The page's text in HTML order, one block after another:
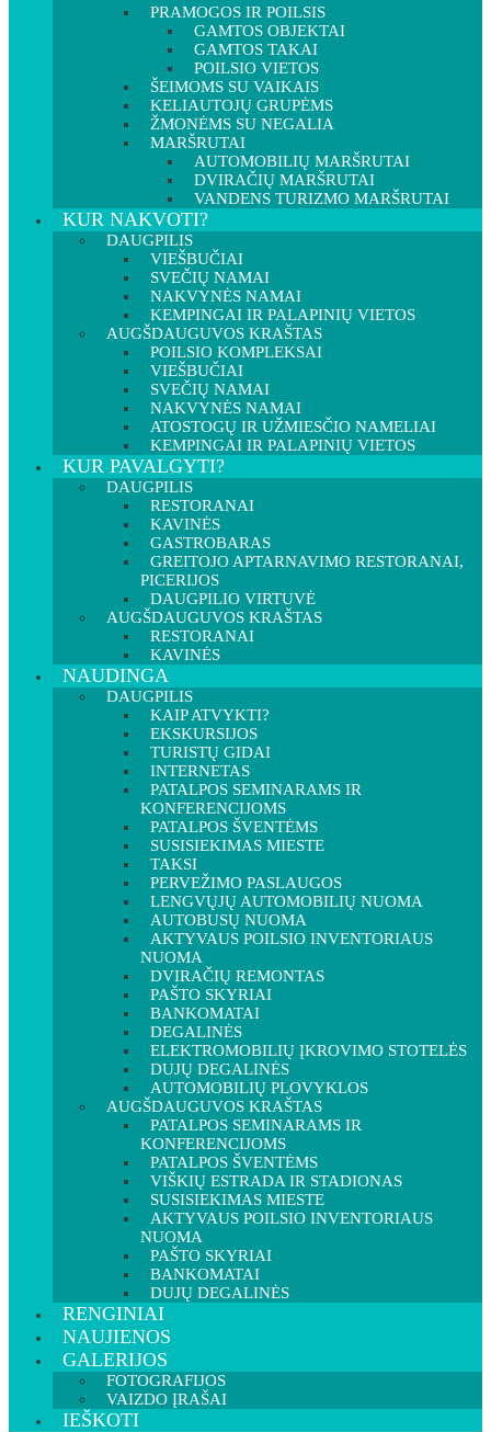
PRAMOGOS IR POILSIS
GAMTOS OBJEKTAI
GAMTOS TAKAI
POILSIO VIETOS
ŠEIMOMS SU VAIKAIS
KELIAUTOJŲ GRUPĖMS
ŽMONĖMS SU NEGALIA
MARŠRUTAI
AUTOMOBILIŲ MARŠRUTAI
DVIRAČIŲ MARŠRUTAI
VANDENS TURIZMO MARŠRUTAI
KUR NAKVOTI?
DAUGPILIS
VIEŠBUČIAI
SVEČIŲ NAMAI
NAKVYNĖS NAMAI
KEMPINGAI IR PALAPINIŲ VIETOS
AUGŠDAUGUVOS KRAŠTAS
POILSIO KOMPLEKSAI
VIEŠBUČIAI
SVEČIŲ NAMAI
NAKVYNĖS NAMAI
ATOSTOGŲ IR UŽMIESČIO NAMELIAI
KEMPINGAI IR PALAPINIŲ VIETOS
KUR PAVALGYTI?
DAUGPILIS
RESTORANAI
KAVINĖS
GASTROBARAS
GREITOJO APTARNAVIMO RESTORANAI,
PICERIJOS
DAUGPILIO VIRTUVĖ
AUGŠDAUGUVOS KRAŠTAS
RESTORANAI
KAVINĖS
NAUDINGA
DAUGPILIS
KAIP ATVYKTI?
EKSKURSIJOS
TURISTŲ GIDAI
INTERNETAS
PATALPOS SEMINARAMS IR
KONFERENCIJOMS
PATALPOS ŠVENTĖMS
SUSISIEKIMAS MIESTE
TAKSI
PERVEŽIMO PASLAUGOS
LENGVŲJŲ AUTOMOBILIŲ NUOMA
AUTOBUSŲ NUOMA
AKTYVAUS POILSIO INVENTORIAUS
NUOMA
DVIRAČIŲ REMONTAS
PAŠTO SKYRIAI
BANKOMATAI
DEGALINĖS
ELEKTROMOBILIŲ ĮKROVIMO STOTELĖS
DUJŲ DEGALINĖS
AUTOMOBILIŲ PLOVYKLOS
AUGŠDAUGUVOS KRAŠTAS
PATALPOS SEMINARAMS IR
KONFERENCIJOMS
PATALPOS ŠVENTĖMS
VIŠKIŲ ESTRADA IR STADIONAS
SUSISIEKIMAS MIESTE
AKTYVAUS POILSIO INVENTORIAUS
NUOMA
PAŠTO SKYRIAI
BANKOMATAI
DUJŲ DEGALINĖS
RENGINIAI
NAUJIENOS
GALERIJOS
FOTOGRAFIJOS
VAIZDO ĮRAŠAI
IEŠKOTI